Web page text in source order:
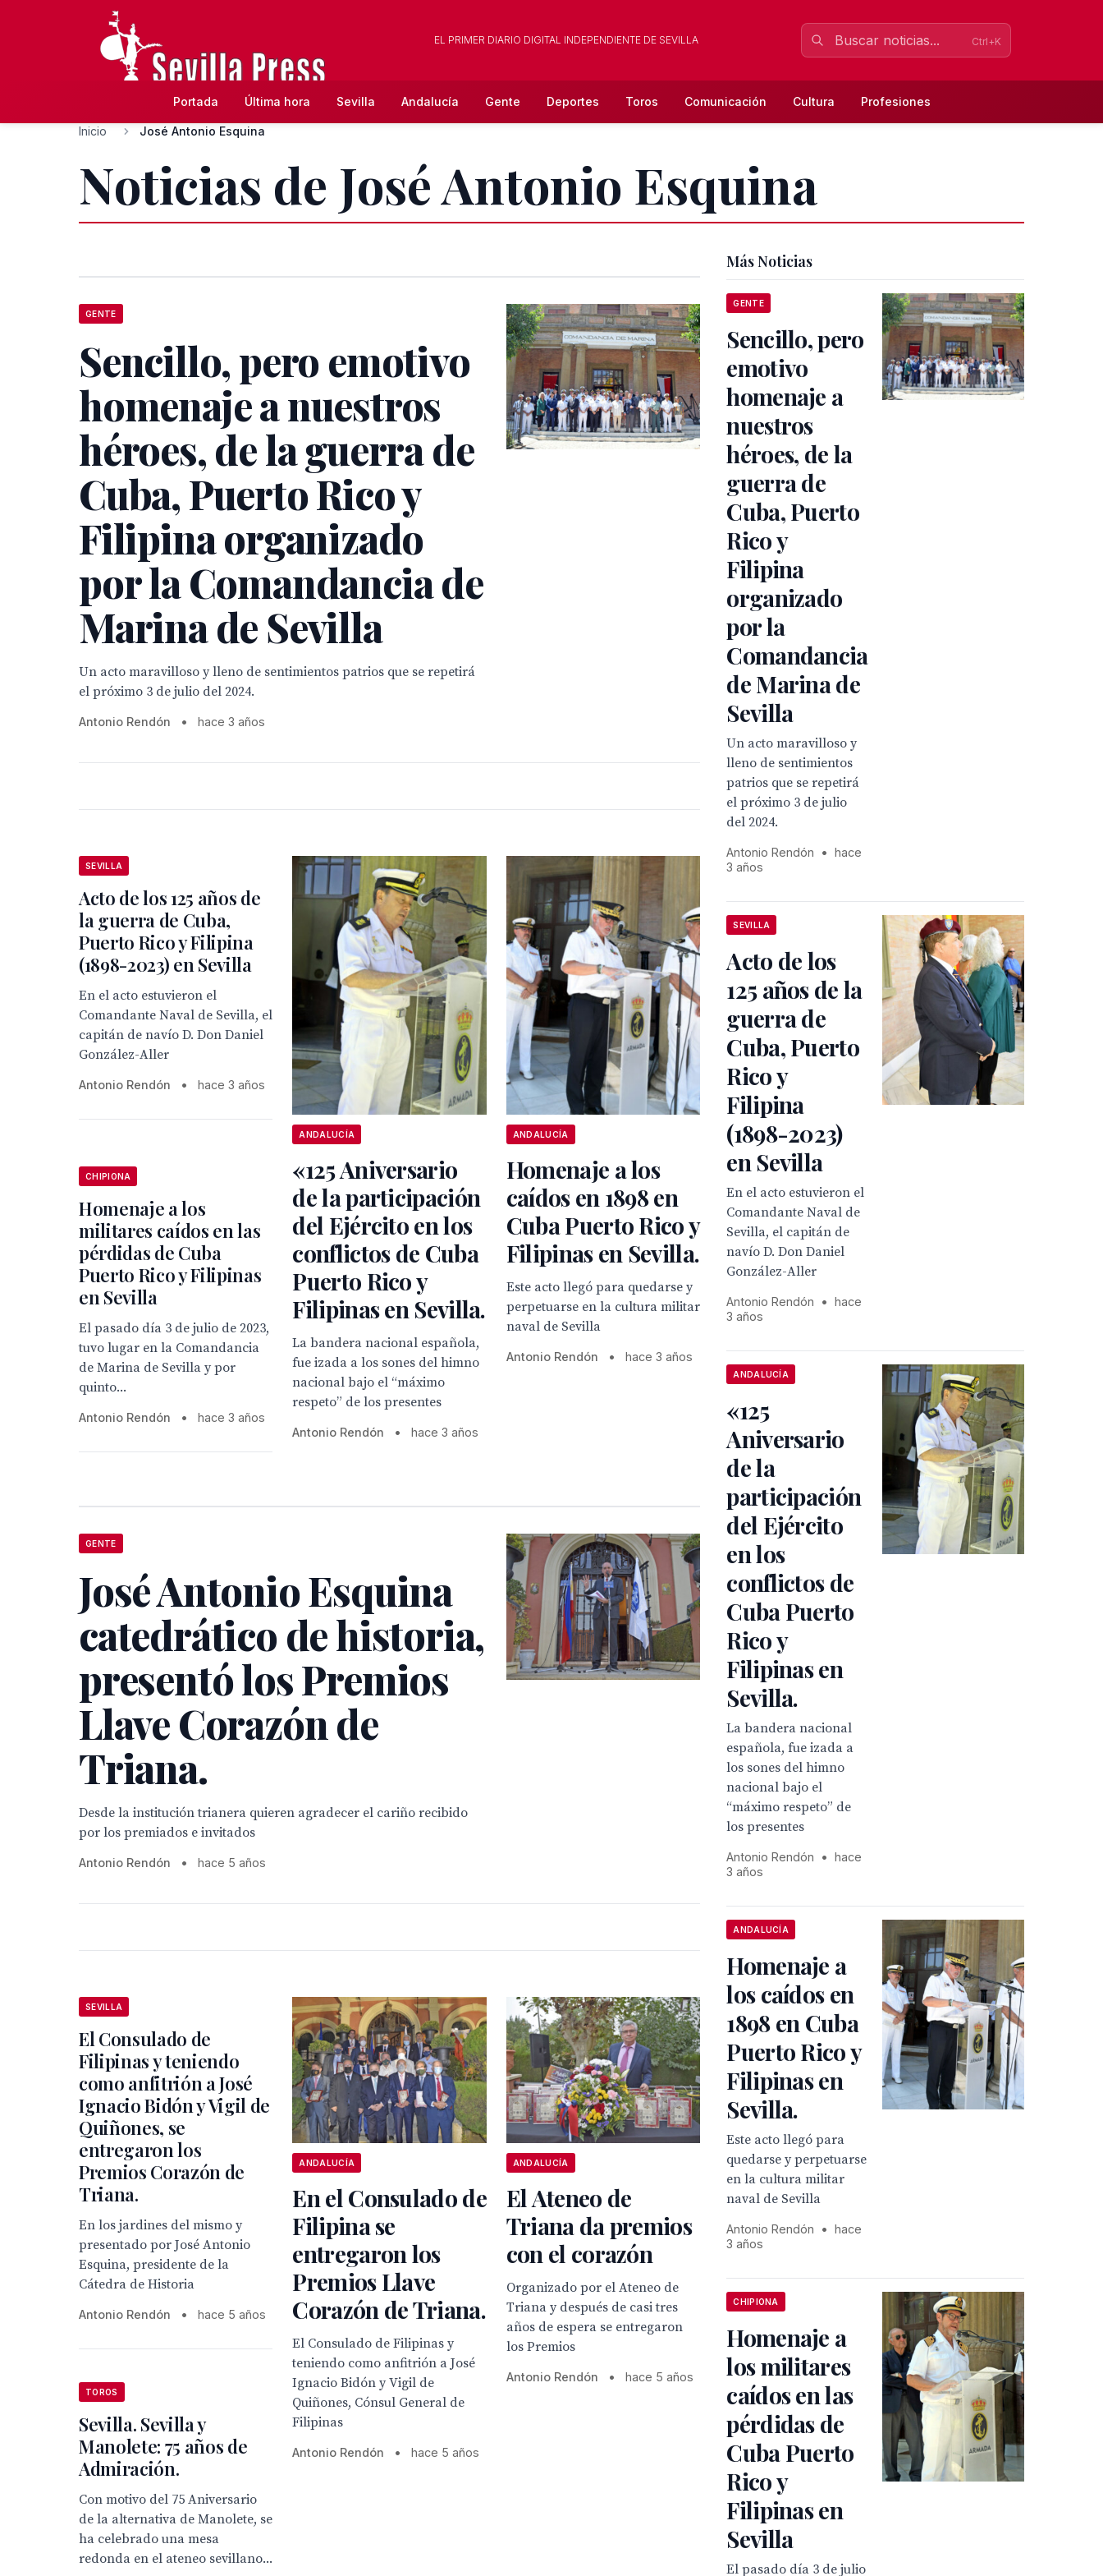
EL PRIMER DIARIO DIGITAL INDEPENDIENTE DE SEVILLA Ctrl+K
Portada Última hora Sevilla Andalucía Gente Deportes Toros Comunicación Cultura Profesiones
Inicio José Antonio Esquina
Noticias de José Antonio Esquina
GENTE
Sencillo, pero emotivo
homenaje a nuestros
héroes, de la guerra de
Cuba, Puerto Rico y
Filipina organizado
por la Comandancia de
Marina de Sevilla
Un acto maravilloso y lleno de sentimientos patrios que se repetirá
el próximo 3 de julio del 2024.
Antonio Rendón • hace 3 años
SEVILLA
Acto de los 125 años de
la guerra de Cuba,
Puerto Rico y Filipina
(1898-2023) en Sevilla
En el acto estuvieron el
Comandante Naval de Sevilla, el
capitán de navío D. Don Daniel
González-Aller
Antonio Rendón • hace 3 años
ANDALUCÍA
«125 Aniversario
de la participación
del Ejército en los
conflictos de Cuba
Puerto Rico y
Filipinas en Sevilla.
La bandera nacional española,
fue izada a los sones del himno
nacional bajo el “máximo
respeto” de los presentes
Antonio Rendón • hace 3 años
ANDALUCÍA
Homenaje a los
caídos en 1898 en
Cuba Puerto Rico y
Filipinas en Sevilla.
Este acto llegó para quedarse y
perpetuarse en la cultura militar
naval de Sevilla
Antonio Rendón • hace 3 años
CHIPIONA
Homenaje a los
militares caídos en las
pérdidas de Cuba
Puerto Rico y Filipinas
en Sevilla
El pasado día 3 de julio de 2023,
tuvo lugar en la Comandancia
de Marina de Sevilla y por
quinto...
Antonio Rendón • hace 3 años
GENTE
José Antonio Esquina
catedrático de historia,
presentó los Premios
Llave Corazón de
Triana.
Desde la institución trianera quieren agradecer el cariño recibido
por los premiados e invitados
Antonio Rendón • hace 5 años
SEVILLA
El Consulado de
Filipinas y teniendo
como anfitrión a José
Ignacio Bidón y Vigil de
Quiñones, se
entregaron los
Premios Corazón de
Triana.
En los jardines del mismo y
presentado por José Antonio
Esquina, presidente de la
Cátedra de Historia
Antonio Rendón • hace 5 años
ANDALUCÍA
En el Consulado de
Filipina se
entregaron los
Premios Llave
Corazón de Triana.
El Consulado de Filipinas y
teniendo como anfitrión a José
Ignacio Bidón y Vigil de
Quiñones, Cónsul General de
Filipinas
Antonio Rendón • hace 5 años
ANDALUCÍA
El Ateneo de
Triana da premios
con el corazón
Organizado por el Ateneo de
Triana y después de casi tres
años de espera se entregaron
los Premios
Antonio Rendón • hace 5 años
TOROS
Sevilla. Sevilla y
Manolete: 75 años de
Admiración.
Con motivo del 75 Aniversario
de la alternativa de Manolete, se
ha celebrado una mesa
redonda en el ateneo sevillano...
Más Noticias
GENTE
Sencillo, pero
emotivo
homenaje a
nuestros
héroes, de la
guerra de
Cuba, Puerto
Rico y
Filipina
organizado
por la
Comandancia
de Marina de
Sevilla
Un acto maravilloso y
lleno de sentimientos
patrios que se repetirá
el próximo 3 de julio
del 2024.
Antonio Rendón •
hace
3 años
SEVILLA
Acto de los
125 años de la
guerra de
Cuba, Puerto
Rico y
Filipina
(1898-2023)
en Sevilla
En el acto estuvieron el
Comandante Naval de
Sevilla, el capitán de
navío D. Don Daniel
González-Aller
Antonio Rendón •
hace
3 años
ANDALUCÍA
«125
Aniversario
de la
participación
del Ejército
en los
conflictos de
Cuba Puerto
Rico y
Filipinas en
Sevilla.
La bandera nacional
española, fue izada a
los sones del himno
nacional bajo el
“máximo respeto” de
los presentes
Antonio Rendón •
hace
3 años
ANDALUCÍA
Homenaje a
los caídos en
1898 en Cuba
Puerto Rico y
Filipinas en
Sevilla.
Este acto llegó para
quedarse y perpetuarse
en la cultura militar
naval de Sevilla
Antonio Rendón •
hace
3 años
CHIPIONA
Homenaje a
los militares
caídos en las
pérdidas de
Cuba Puerto
Rico y
Filipinas en
Sevilla
El pasado día 3 de julio